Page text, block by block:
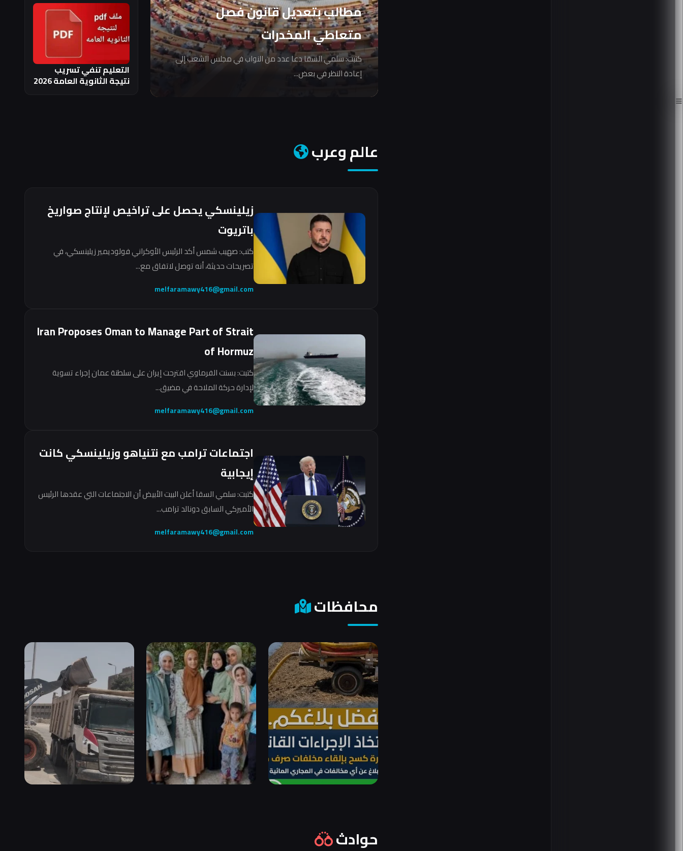
مطالب بتعديل قانون فصل
متعاطي المخدرات
كتبت: سلمي السقا دعا عدد من النواب في مجلس الشعب إلى
إعادة النظر في بعض...
التعليم تنفي تسريب
نتيجة الثانوية العامة 2026
عالم وعرب
زيلينسكي يحصل على تراخيص لإنتاج صواريخ
باتريوت
كتب: صهيب شمس أكد الرئيس الأوكراني فولوديمير زيلينسكي، في
تصريحات حديثة، أنه توصل لاتفاق مع...
melfaramawy416@gmail.com
Iran Proposes Oman to Manage Part of Strait
of Hormuz
كتبت: بسنت الفرماوي اقترحت إيران على سلطنة عمان إجراء تسوية
لإدارة حركة الملاحة في مضيق...
melfaramawy416@gmail.com
اجتماعات ترامب مع نتنياهو وزيلينسكي كانت
إيجابية
كتبت: سلمي السقا أعلن البيت الأبيض أن الاجتماعات التي عقدها الرئيس
الأميركي السابق دونالد ترامب...
melfaramawy416@gmail.com
محافظات
حوادث